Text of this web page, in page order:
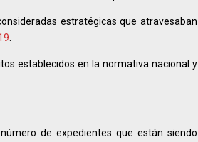
estratégicas que atravesaban
establecidos en la normativa nacional y
de expedientes que están siendo